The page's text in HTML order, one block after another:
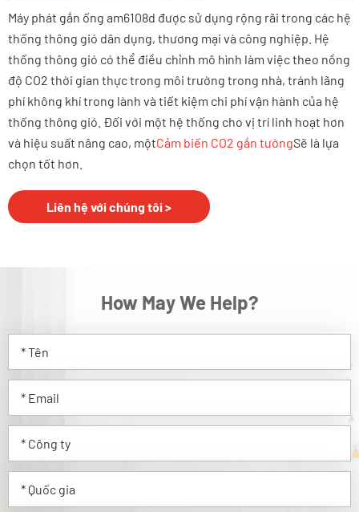
Máy phát gắn ống am6108d được sử dụng rộng rãi trong các hệ
thống thông gió dân dụng, thương mại và công nghiệp. Hệ
thống thông gió có thể điều chỉnh mô hình làm việc theo nồng
độ CO2 thời gian thực trong môi trường trong nhà, tránh lãng
phí không khí trong lành và tiết kiệm chi phí vận hành của hệ
thống thông gió. Đối với một hệ thống cho vị trí linh hoạt hơn
và hiệu suất nâng cao, mộtCảm biến CO2 gắn tườngSẽ là lựa
chọn tốt hơn.
Liên hệ với chúng tôi >
How May We Help?